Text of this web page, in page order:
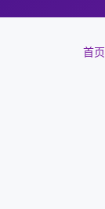
首页